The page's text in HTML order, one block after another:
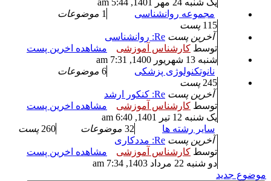
یک شنبه 24 مهر 1401, 5:44 am
مجموعه روانشناسی
1 موضوعات
115 پست
آخرین پست Re: روانشناسی
توسط کارشناس آموزشی
مشاهده اخرین پست
شنبه 13 شهریور 1400, 7:31 am
نانوتکنولوژی پزشکی
6 موضوعات
245 پست
آخرین پست Re: کنکور ارشد
توسط کارشناس آموزشی
مشاهده اخرین پست
یک شنبه 12 تیر 1401, 6:40 am
سایر رشته ها
32 موضوعات 260 پست
آخرین پست Re: مددکاری
توسط کارشناس آموزشی
مشاهده اخرین پست
دو شنبه 22 مرداد 1403, 7:34 am
موضوع جدید